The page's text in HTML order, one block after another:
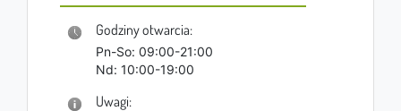
Godziny otwarcia:
Pn-So: 09:00-21:00
Nd: 10:00-19:00
Uwagi: